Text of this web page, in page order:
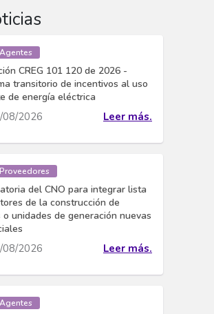
CREG 101 120 de 2026 -
transitorio de incentivos al uso
de energía eléctrica
08/2026 Leer más.
del CNO para integrar lista
de la construcción de
unidades de generación nuevas
08/2026 Leer más.